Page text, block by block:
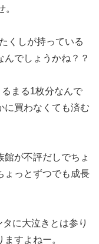
くしが持っている
んでしょうかね？？
まる1枚分なんで
に買わなくても済む
が不評だしでちょ
ょっとずつでも成長
に大泣きとは参り
すよねー。